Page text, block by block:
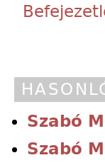
Szabó
Szabó